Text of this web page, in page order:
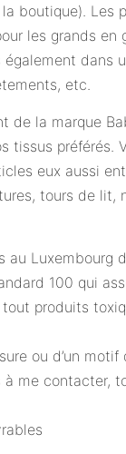
boutique). Les
les grands en
dans
etc.
de la marque
tissus préférés.
eux aussi
tours de lit,
au Luxembourg
100 qui
produits
ou d’un motif
à me contacter,